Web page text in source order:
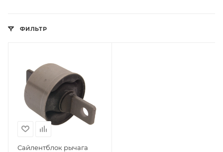
ФИЛЬТР
Сайлентблок рычага